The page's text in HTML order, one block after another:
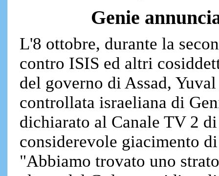
Genie
L'8 ottobre, durante la
contro ISIS ed altri
del governo di Assad,
controllata israeliana di
dichiarato al Canale TV 2
considerevole giacimento
"Abbiamo trovato uno